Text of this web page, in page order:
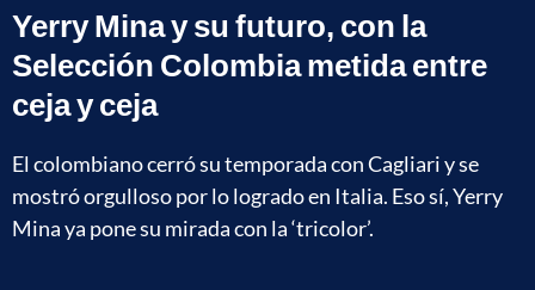
Yerry Mina y su futuro, con la
Selección Colombia metida entre
ceja y ceja
El colombiano cerró su temporada con Cagliari y se
mostró orgulloso por lo logrado en Italia. Eso sí, Yerry
Mina ya pone su mirada con la ‘tricolor’.